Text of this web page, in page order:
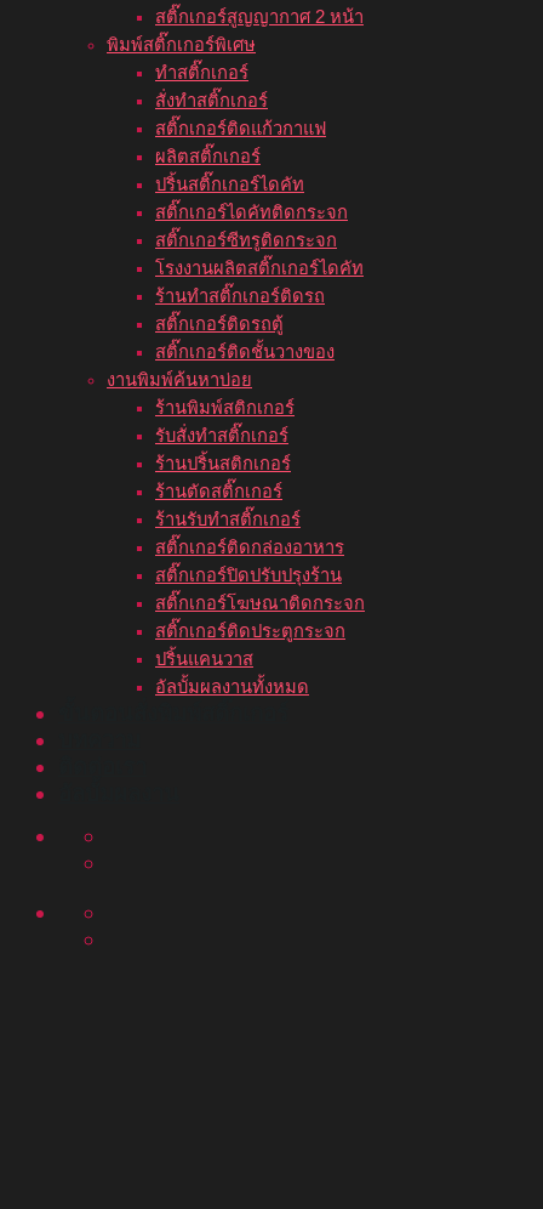
สติ๊กเกอร์สูญญากาศ 2 หน้า
พิมพ์สติ๊กเกอร์พิเศษ
ทำสติ๊กเกอร์
สั่งทำสติ๊กเกอร์
สติ๊กเกอร์ติดแก้วกาแฟ
ผลิตสติ๊กเกอร์
ปริ้นสติ๊กเกอร์ไดคัท
สติ๊กเกอร์ไดคัทติดกระจก
สติ๊กเกอร์ซีทรูติดกระจก
โรงงานผลิตสติ๊กเกอร์ไดคัท
ร้านทำสติ๊กเกอร์ติดรถ
สติ๊กเกอร์ติดรถตู้
สติ๊กเกอร์ติดชั้นวางของ
งานพิมพ์ค้นหาบ่อย
ร้านพิมพ์สติกเกอร์
รับสั่งทำสติ๊กเกอร์
ร้านปริ้นสติกเกอร์
ร้านตัดสติ๊กเกอร์
ร้านรับทำสติ๊กเกอร์
สติ๊กเกอร์ติดกล่องอาหาร
สติ๊กเกอร์ปิดปรับปรุงร้าน
สติ๊กเกอร์โฆษณาติดกระจก
สติ๊กเกอร์ติดประตูกระจก
ปริ้นแคนวาส
อัลบั้มผลงานทั้งหมด